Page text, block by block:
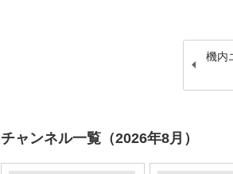
機内
チャンネル一覧（2026年8月）